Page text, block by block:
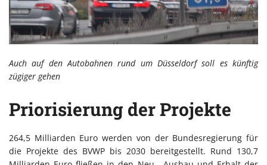
Auch auf den Autobahnen rund um Düsseldorf soll es künftig
zügiger gehen
Priorisierung der Projekte
264,5 Milliarden Euro werden von der Bundesregierung für
die Projekte des BVWP bis 2030 bereitgestellt. Rund 130,7